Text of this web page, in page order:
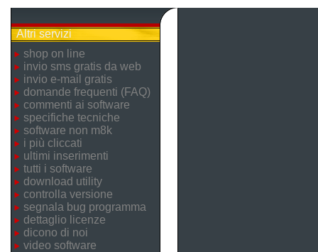
Altri servizi
shop on line
invio sms gratis da web
invio e-mail gratis
domande frequenti (FAQ)
commenti ai software
specifiche tecniche
software non m8k
i più cliccati
ultimi inserimenti
tutti i software
download utility
controlla versione
segnala bug programma
dettaglio licenze
dicono di noi
video software